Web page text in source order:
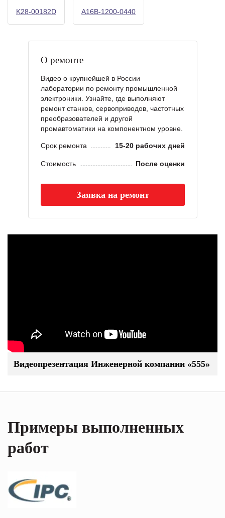
K28-00182D A16B-1200-0440
О ремонте
Видео о крупнейшей в России
лаборатории по ремонту промышленной
электроники. Узнайте, где выполняют
ремонт станков, сервоприводов, частотных
преобразователей и другой
промавтоматики на компонентном уровне.
Срок ремонта 15-20 рабочих дней
Стоимость После оценки
Заявка на ремонт
Видеопрезентация Инженерной компании «555»
Примеры выполненных
работ